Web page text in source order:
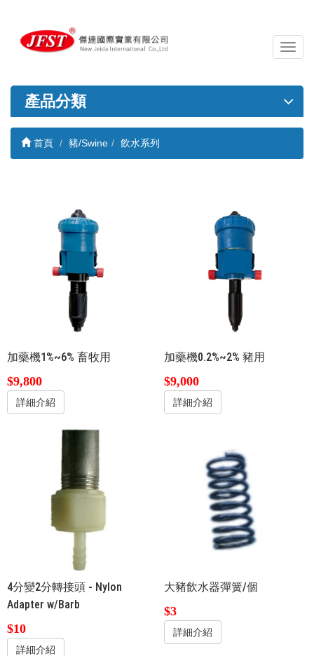
導
覽
關
產品分類
首頁 豬/Swine 飲水系列
加藥機1%~6% 畜牧用
$9,800
詳細介紹
加藥機0.2%~2% 豬用
$9,000
詳細介紹
4分變2分轉接頭 - Nylon
Adapter w/Barb
$10
詳細介紹
大豬飲水器彈簧/個
$3
詳細介紹